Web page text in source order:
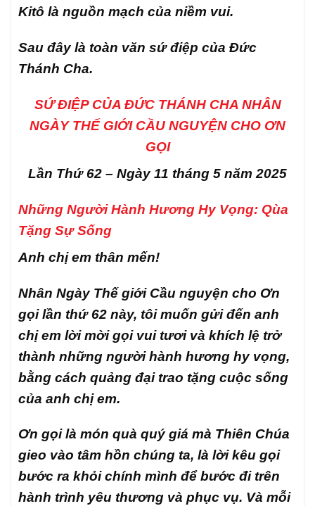
Kitô là nguồn mạch của niềm vui.
Sau đây là toàn văn sứ điệp của Đức
Thánh Cha.
SỨ ĐIỆP CỦA ĐỨC THÁNH CHA NHÂN
NGÀY THẾ GIỚI CẦU NGUYỆN CHO ƠN
GỌI
Lần Thứ 62 – Ngày 11 tháng 5 năm 2025
Những Người Hành Hương Hy Vọng: Qùa
Tặng Sự Sống
Anh chị em thân mến!
Nhân Ngày Thế giới Cầu nguyện cho Ơn
gọi lần thứ 62 này, tôi muốn gửi đến anh
chị em lời mời gọi vui tươi và khích lệ trở
thành những người hành hương hy vọng,
bằng cách quảng đại trao tặng cuộc sống
của anh chị em.
Ơn gọi là món quà quý giá mà Thiên Chúa
gieo vào tâm hồn chúng ta, là lời kêu gọi
bước ra khỏi chính mình để bước đi trên
hành trình yêu thương và phục vụ. Và mỗi